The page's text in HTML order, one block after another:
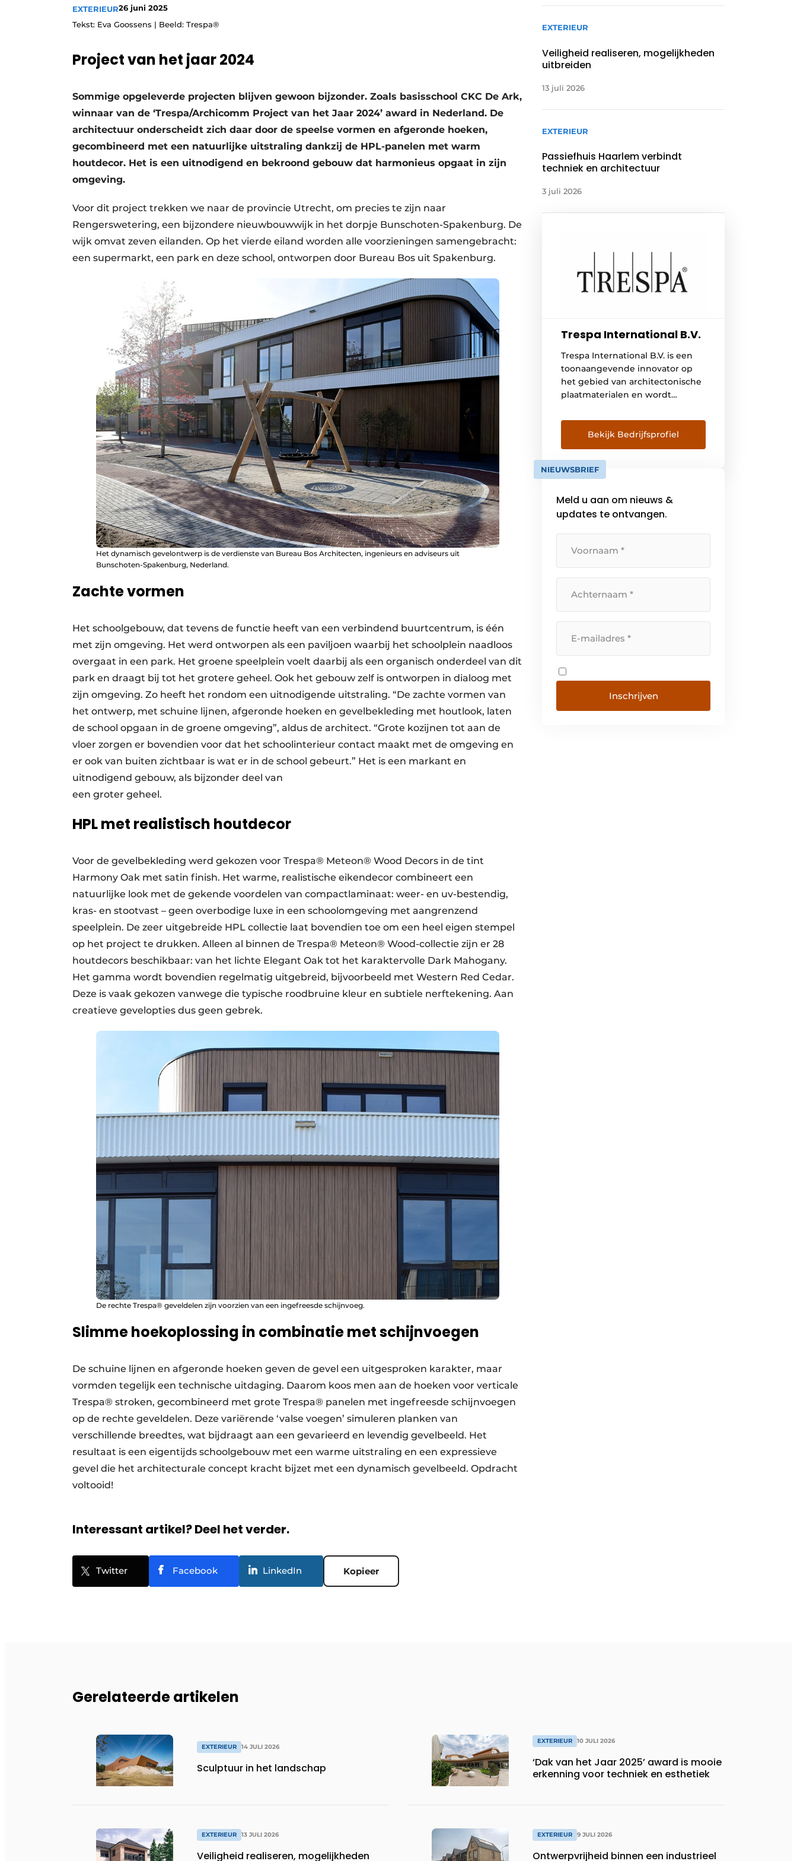
EXTERIEUR26 juni 2025
Tekst: Eva Goossens | Beeld: Trespa®
Project van het jaar 2024
Sommige opgeleverde projecten blijven gewoon bijzonder. Zoals basisschool CKC De Ark,
winnaar van de ‘Trespa/Archicomm Project van het Jaar 2024’ award in Nederland. De
architectuur onderscheidt zich daar door de speelse vormen en afgeronde hoeken,
gecombineerd met een natuurlijke uitstraling dankzij de HPL-panelen met warm
houtdecor. Het is een uitnodigend en bekroond gebouw dat harmonieus opgaat in zijn
omgeving.
Voor dit project trekken we naar de provincie Utrecht, om precies te zijn naar
Rengerswetering, een bijzondere nieuwbouwwijk in het dorpje Bunschoten-Spakenburg. De
wijk omvat zeven eilanden. Op het vierde eiland worden alle voorzieningen samengebracht:
een supermarkt, een park en deze school, ontworpen door Bureau Bos uit Spakenburg.
Het dynamisch gevelontwerp is de verdienste van Bureau Bos Architecten, ingenieurs en adviseurs uit
Bunschoten-Spakenburg, Nederland.
Zachte vormen
Het schoolgebouw, dat tevens de functie heeft van een verbindend buurtcentrum, is één
met zijn omgeving. Het werd ontworpen als een paviljoen waarbij het schoolplein naadloos
overgaat in een park. Het groene speelplein voelt daarbij als een organisch onderdeel van dit
park en draagt bij tot het grotere geheel. Ook het gebouw zelf is ontworpen in dialoog met
zijn omgeving. Zo heeft het rondom een uitnodigende uitstraling. “De zachte vormen van
het ontwerp, met schuine lijnen, afgeronde hoeken en gevelbekleding met houtlook, laten
de school opgaan in de groene omgeving”, aldus de architect. “Grote kozijnen tot aan de
vloer zorgen er bovendien voor dat het schoolinterieur contact maakt met de omgeving en
er ook van buiten zichtbaar is wat er in de school gebeurt.” Het is een markant en
uitnodigend gebouw, als bijzonder deel van
een groter geheel.
HPL met realistisch houtdecor
Voor de gevelbekleding werd gekozen voor Trespa® Meteon® Wood Decors in de tint
Harmony Oak met satin finish. Het warme, realistische eikendecor combineert een
natuurlijke look met de gekende voordelen van compactlaminaat: weer- en uv-bestendig,
kras- en stootvast – geen overbodige luxe in een schoolomgeving met aangrenzend
speelplein. De zeer uitgebreide HPL collectie laat bovendien toe om een heel eigen stempel
op het project te drukken. Alleen al binnen de Trespa® Meteon® Wood-collectie zijn er 28
houtdecors beschikbaar: van het lichte Elegant Oak tot het karaktervolle Dark Mahogany.
Het gamma wordt bovendien regelmatig uitgebreid, bijvoorbeeld met Western Red Cedar.
Deze is vaak gekozen vanwege die typische roodbruine kleur en subtiele nerftekening. Aan
creatieve gevelopties dus geen gebrek.
De rechte Trespa® geveldelen zijn voorzien van een ingefreesde schijnvoeg.
Slimme hoekoplossing in combinatie met schijnvoegen
De schuine lijnen en afgeronde hoeken geven de gevel een uitgesproken karakter, maar
vormden tegelijk een technische uitdaging. Daarom koos men aan de hoeken voor verticale
Trespa® stroken, gecombineerd met grote Trespa® panelen met ingefreesde schijnvoegen
op de rechte geveldelen. Deze variërende ‘valse voegen’ simuleren planken van
verschillende breedtes, wat bijdraagt aan een gevarieerd en levendig gevelbeeld. Het
resultaat is een eigentijds schoolgebouw met een warme uitstraling en een expressieve
gevel die het architecturale concept kracht bijzet met een dynamisch gevelbeeld. Opdracht
voltooid!
Interessant artikel? Deel het verder.
Twitter Facebook LinkedIn Kopieer
EXTERIEUR
Veiligheid realiseren, mogelijkheden
uitbreiden
13 juli 2026
EXTERIEUR
Passiefhuis Haarlem verbindt
techniek en architectuur
3 juli 2026
Trespa International B.V.
Trespa International B.V. is een
toonaangevende innovator op
het gebied van architectonische
plaatmaterialen en wordt
belangrijkste ontwikkelaar
van hoogwaardige platen voor
gevelbekleding, decoratieve
gevels en scientific surface
solutions. Sinds de oprichting in
met architecten, ontwerpers,
installateurs, distributeurs en
op productontwikkeling, […]
Bekijk Bedrijfsprofiel
NIEUWSBRIEF
Meld u aan om nieuws &
updates te ontvangen.
Inschrijven
Gerelateerde artikelen
EXTERIEUR 14 JULI 2026
Sculptuur in het landschap
EXTERIEUR 13 JULI 2026
Veiligheid realiseren, mogelijkheden
EXTERIEUR 10 JULI 2026
‘Dak van het Jaar 2025’ award is mooie
erkenning voor techniek en esthetiek
EXTERIEUR 9 JULI 2026
Ontwerpvrijheid binnen een industrieel